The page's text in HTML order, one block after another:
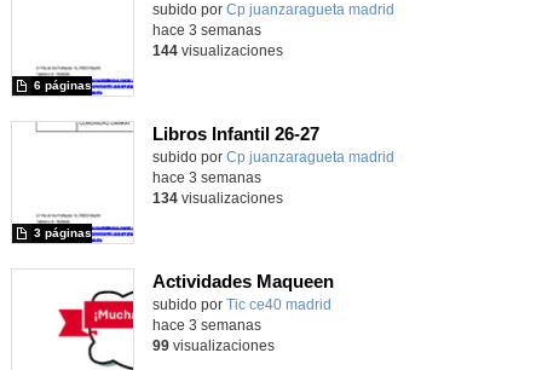
subido por Cp juanzaragueta madrid
6 páginas
hace 3 semanas
144visualizaciones
Libros Infantil 26-27
subido por Cp juanzaragueta madrid
3 páginas
hace 3 semanas
134visualizaciones
Actividades Maqueen
Contenido educativo.
subido por Tic ce40 madrid
hace 3 semanas
99visualizaciones